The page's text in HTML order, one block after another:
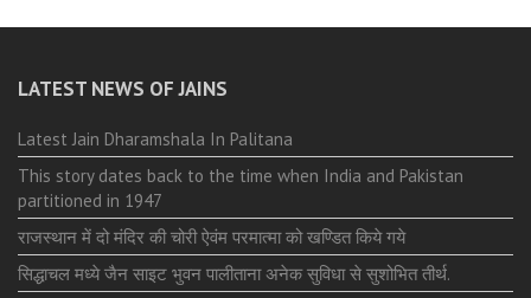
LATEST NEWS OF JAINS
Latest Jain Dharamshala In Palitana
This story dates back to the time when India and Pakistan
partitioned in 1947
राजस्थान में दो मंदिर की चोरी ऐवंम परमात्मा को खण्डित किये गये
सिद्धाचल मध्ये जैन साइट भुवन पालीताना अनेक सुविधा से सुशोभित तीर्थ.